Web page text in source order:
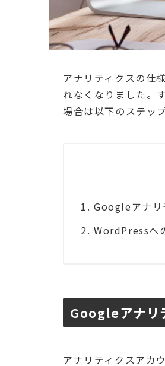
アナリティクスの仕
れなくなりました。
場合は以下のステッ
Googleアナリ
WordPressへ
Googleアナリ
アナリティクスアカ